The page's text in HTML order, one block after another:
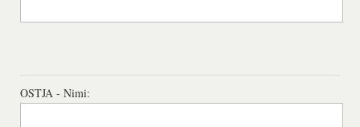
OSTJA - Nimi: